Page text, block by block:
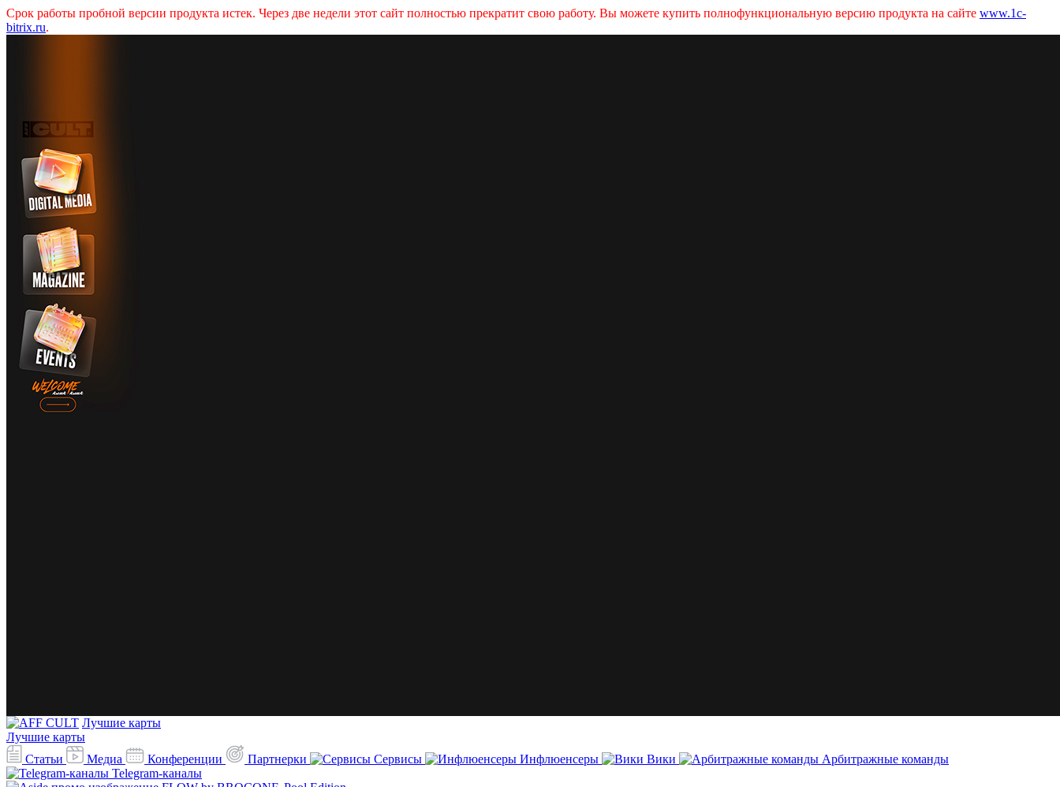
Срок работы пробной версии продукта истек. Через две недели этот сайт полностью прекратит свою работу. Вы можете купить полнофункциональную версию продукта на сайте www.1c-
bitrix.ru.
Лучшие карты
Лучшие карты
Статьи
Медиа Конференции Партнерки Сервисы Инфлюенсеры Вики
Арбитражные команды
Telegram-каналы